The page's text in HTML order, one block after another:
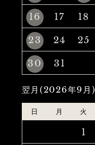
16
17 18
23
24 25
30
31
翌月(2026年9月)
日 月 火
1